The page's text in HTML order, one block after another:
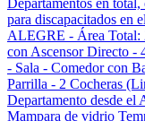
para discapacitados
ALEGRE - Área Total:
con Ascensor Directo -
- Sala - Comedor con
Parrilla - 2 Cocheras
Departamento desde el
Mampara de vidrio